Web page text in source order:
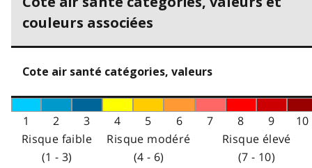
couleurs associées
Cote air santé catégories, valeurs
1 2 3 4 5 6 7 8 9
10
Risque faible
(1 - 3)
Risque modéré
(4 - 6)
Risque élevé
(7 - 10)